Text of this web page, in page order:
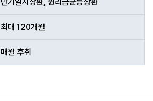
최대 120개월
매월 후취